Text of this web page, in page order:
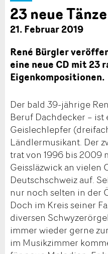
23 neue
21. Februar 2019
René Bürgler
eine neue CD mit 23
Eigenkompositionen.
Der bald 39-jährige
Beruf Dachdecker – ist
Geislechlepfer
Ländlermusikant. Der
trat von 1996 bis 2009
Geissläzwick an vielen
Deutschschweiz auf.
nur noch selten in der
Doch im Kreis seiner
diversen
immer wieder gerne
im Musikzimmer